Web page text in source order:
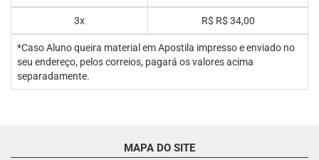
3x R$ R$ 34,00
*Caso Aluno queira material em Apostila impresso e enviado no
seu endereço, pelos correios, pagará os valores acima
separadamente.
MAPA DO SITE